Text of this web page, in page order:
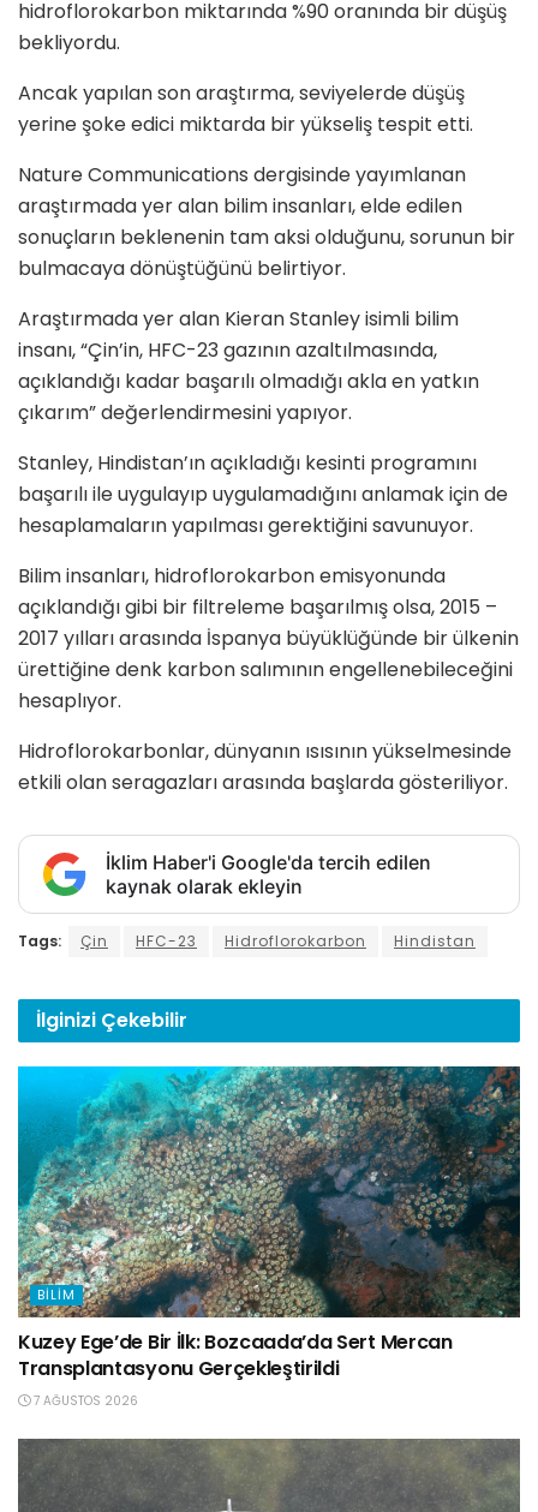
hidroflorokarbon miktarında %90 oranında bir düşüş
bekliyordu.
Ancak yapılan son araştırma, seviyelerde düşüş
yerine şoke edici miktarda bir yükseliş tespit etti.
Nature Communications dergisinde yayımlanan
araştırmada yer alan bilim insanları, elde edilen
sonuçların beklenenin tam aksi olduğunu, sorunun bir
bulmacaya dönüştüğünü belirtiyor.
Araştırmada yer alan Kieran Stanley isimli bilim
insanı, “Çin’in, HFC-23 gazının azaltılmasında,
açıklandığı kadar başarılı olmadığı akla en yatkın
çıkarım” değerlendirmesini yapıyor.
Stanley, Hindistan’ın açıkladığı kesinti programını
başarılı ile uygulayıp uygulamadığını anlamak için de
hesaplamaların yapılması gerektiğini savunuyor.
Bilim insanları, hidroflorokarbon emisyonunda
açıklandığı gibi bir filtreleme başarılmış olsa, 2015 –
2017 yılları arasında İspanya büyüklüğünde bir ülkenin
ürettiğine denk karbon salımının engellenebileceğini
hesaplıyor.
Hidroflorokarbonlar, dünyanın ısısının yükselmesinde
etkili olan seragazları arasında başlarda gösteriliyor.
İklim Haber'i Google'da tercih edilen
kaynak olarak ekleyin
Tags: Çin HFC-23 Hidroflorokarbon Hindistan
İlginizi Çekebilir
BILIM
Kuzey Ege’de Bir İlk: Bozcaada’da Sert Mercan
Transplantasyonu Gerçekleştirildi
7 AĞUSTOS 2026